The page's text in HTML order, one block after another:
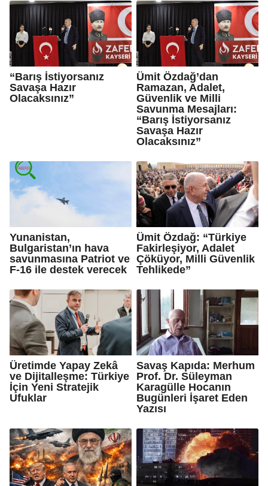
“Barış İstiyorsanız
Savaşa Hazır
Olacaksınız”
Ümit Özdağ’dan
Ramazan, Adalet,
Güvenlik ve Milli
Savunma Mesajları:
“Barış İstiyorsanız
Savaşa Hazır
Olacaksınız”
Yunanistan,
Bulgaristan’ın hava
savunmasına Patriot ve
F-16 ile destek verecek
Ümit Özdağ: “Türkiye
Fakirleşiyor, Adalet
Çöküyor, Milli Güvenlik
Tehlikede”
Üretimde Yapay Zekâ
ve Dijitalleşme: Türkiye
İçin Yeni Stratejik
Ufuklar
Savaş Kapıda: Merhum
Prof. Dr. Süleyman
Karagülle Hocanın
Bugünleri İşaret Eden
Yazısı